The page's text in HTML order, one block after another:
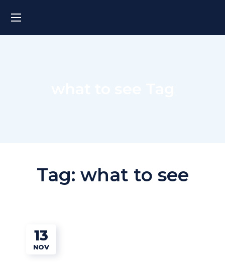
Tag: what to see
13
NOV